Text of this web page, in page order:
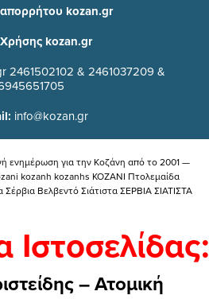
απορρήτου kozan.gr
kozan.gr
2461502102 & 2461037209 &
info@kozan.gr
ενημέρωση για την Kοζάνη από το 2001 —
kozanh kozanhs KOZANI Πτολεμαίδα
Βελβεντό Σιάτιστα ΣΕΡΒΙΑ ΣΙΑΤΙΣΤΑ
Ιστοσελίδας:
– Ατομική